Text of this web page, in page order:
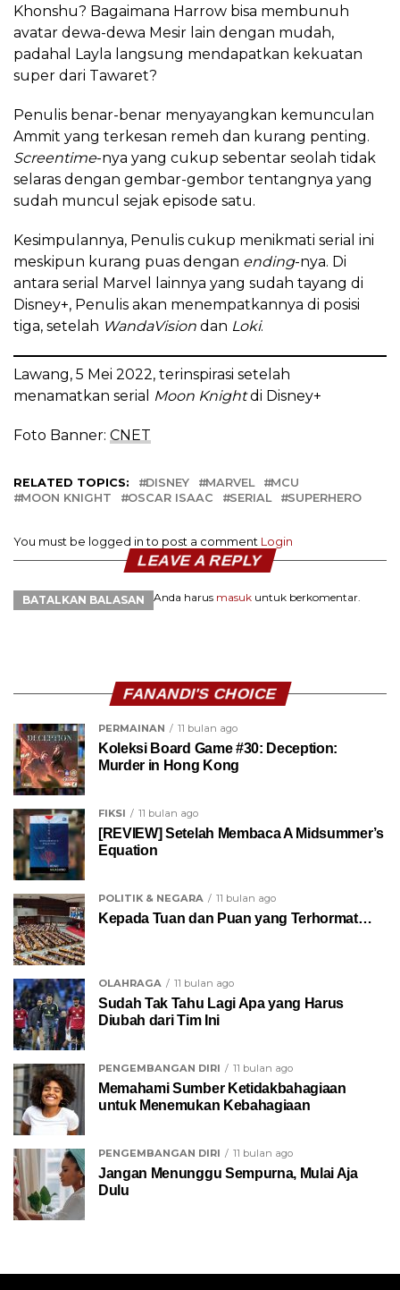
Khonshu? Bagaimana Harrow bisa membunuh
avatar dewa-dewa Mesir lain dengan mudah,
padahal Layla langsung mendapatkan kekuatan
super dari Tawaret?
Penulis benar-benar menyayangkan kemunculan
Ammit yang terkesan remeh dan kurang penting.
Screentime-nya yang cukup sebentar seolah tidak
selaras dengan gembar-gembor tentangnya yang
sudah muncul sejak episode satu.
Kesimpulannya, Penulis cukup menikmati serial ini
meskipun kurang puas dengan ending-nya. Di
antara serial Marvel lainnya yang sudah tayang di
Disney+, Penulis akan menempatkannya di posisi
tiga, setelah WandaVision dan Loki.
Lawang, 5 Mei 2022, terinspirasi setelah
menamatkan serial
Moon Knightdi Disney+
Foto Banner: CNET
RELATED TOPICS: DISNEY MARVEL
MCU
MOON KNIGHT
OSCAR ISAAC SERIAL SUPERHERO
You must be logged in to post a comment Login
LEAVE A REPLY
BATALKAN BALASAN Anda harus masuk untuk berkomentar.
FANANDI'S CHOICE
PERMAINAN 11 bulan ago
Koleksi Board Game #30: Deception:
Murder in Hong Kong
FIKSI 11 bulan ago
[REVIEW] Setelah Membaca A Midsummer’s
Equation
POLITIK & NEGARA 11 bulan ago
Kepada Tuan dan Puan yang Terhormat…
OLAHRAGA 11 bulan ago
Sudah Tak Tahu Lagi Apa yang Harus
Diubah dari Tim Ini
PENGEMBANGAN DIRI 11 bulan ago
Memahami Sumber Ketidakbahagiaan
untuk Menemukan Kebahagiaan
PENGEMBANGAN DIRI 11 bulan ago
Jangan Menunggu Sempurna, Mulai Aja
Dulu